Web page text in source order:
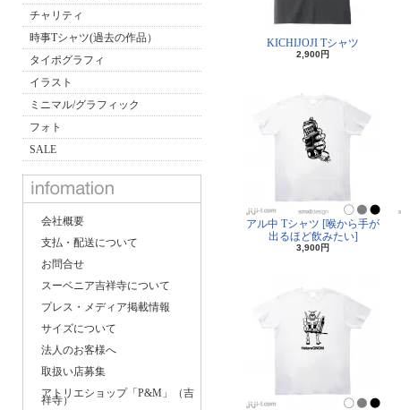
チャリティ
時事Tシャツ(過去の作品）
タイポグラフィ
イラスト
ミニマル/グラフィック
フォト
SALE
会社概要
支払・配送について
お問合せ
スーベニア吉祥寺について
プレス・メディア掲載情報
サイズについて
法人のお客様へ
取扱い店募集
アトリエショップ「P&M」（吉
祥寺）
KICHIJOJI Tシャツ
2,900円
アル中 Tシャツ [喉から手が
出るほど飲みたい]
3,900円